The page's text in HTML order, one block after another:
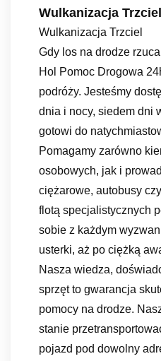
Wulkanizacja Trzciel
Wulkanizacja Trzciel
Gdy los na drodze
Hol Pomoc Drogowa
podróży. Jesteśmy
dnia i nocy, siedem dni
gotowi do
Pomagamy zarówno
osobowych, jak i
ciężarowe, autobusy
flotą specjalistycznych
sobie z każdym
usterki, aż po ciężką
Nasza wiedza,
sprzęt to gwarancja
pomocy na drodze.
stanie
pojazd pod dowolny